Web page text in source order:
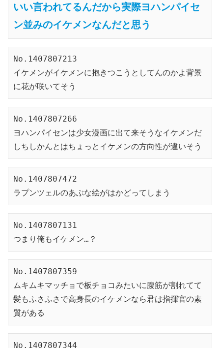
いい言われてるんだから実際ヨハンパイセ
ン並みのイケメンなんだと思う
No.1407807213
イケメンがイケメンに抱きつこうとしてんのかよ背景
に花が咲いてそう
No.1407807266
ヨハンパイセンは少女漫画に出て来そうなイケメンだ
しちしかんとはちょっとイケメンの方向性が違いそう
No.1407807472
ラプンツェルのあぶな絵がはかどってしまう
No.1407807131
つまり俺もイケメン…？
No.1407807359
ムキムキマッチョで板チョコみたいに腹筋が割れてて
髪もふさふさで高身長のイケメンなら君は指揮官の素
質がある
No.1407807344